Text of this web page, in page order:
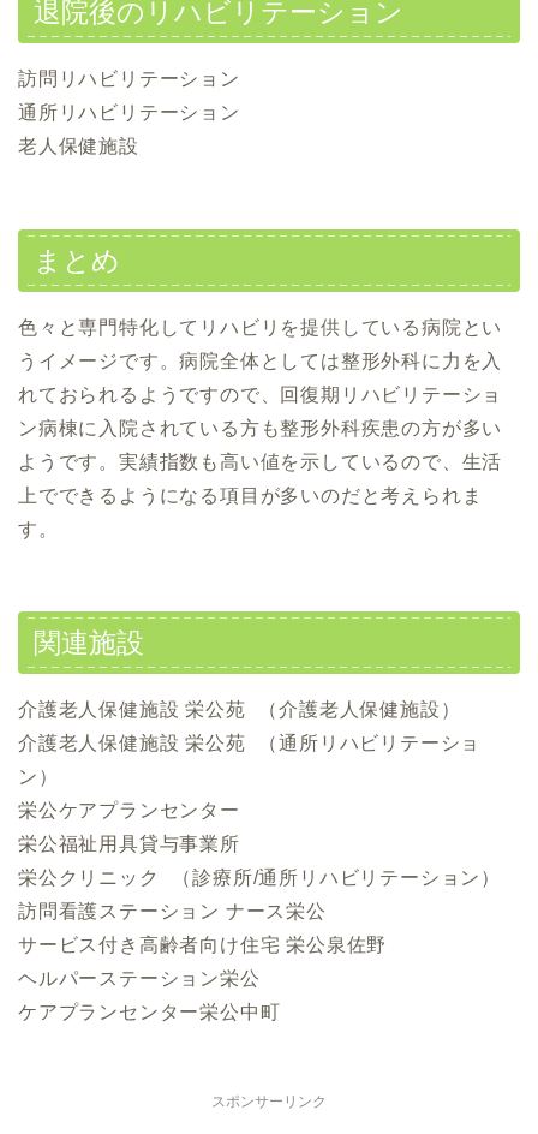
退院後のリハビリテーション
訪問リハビリテーション
通所リハビリテーション
老人保健施設
まとめ
色々と専門特化してリハビリを提供している病院とい
うイメージです。病院全体としては整形外科に力を入
れておられるようですので、回復期リハビリテーショ
ン病棟に入院されている方も整形外科疾患の方が多い
ようです。実績指数も高い値を示しているので、生活
上でできるようになる項目が多いのだと考えられま
す。
関連施設
介護老人保健施設 栄公苑 （介護老人保健施設）
介護老人保健施設 栄公苑 （通所リハビリテーショ
ン）
栄公ケアプランセンター
栄公福祉用具貸与事業所
栄公クリニック （診療所/通所リハビリテーション）
訪問看護ステーション ナース栄公
サービス付き高齢者向け住宅 栄公泉佐野
ヘルパーステーション栄公
ケアプランセンター栄公中町
スポンサーリンク